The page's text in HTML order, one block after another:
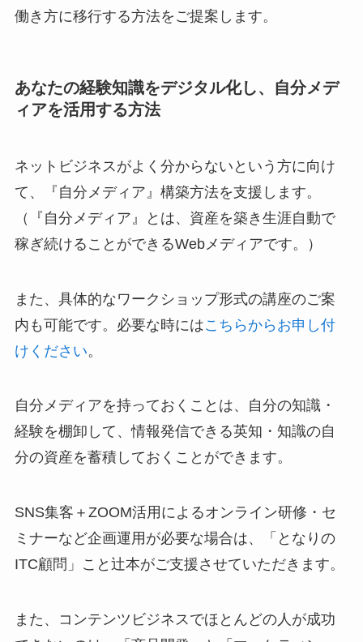
働き方に移行する方法をご提案します。
あなたの経験知識をデジタル化し、自分メデ
ィアを活用する方法
ネットビジネスがよく分からないという方に向け
て、『自分メディア』構築方法を支援します。
（『自分メディア』とは、資産を築き生涯自動で
稼ぎ続けることができるWebメディアです。）
また、具体的なワークショップ形式の講座のご案
内も可能です。必要な時にはこちらからお申し付
けください。
自分メディアを持っておくことは、自分の知識・
経験を棚卸して、情報発信できる英知・知識の自
分の資産を蓄積しておくことができます。
SNS集客＋ZOOM活用によるオンライン研修・セ
ミナーなど企画運用が必要な場合は、「となりの
ITC顧問」こと辻本がご支援させていただきます。
また、コンテンツビジネスでほとんどの人が成功